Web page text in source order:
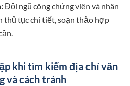
Đội ngũ công chứng viên và nhân
thủ tục chi tiết, soạn thảo hợp
khi tìm kiếm địa chỉ văn
và cách tránh